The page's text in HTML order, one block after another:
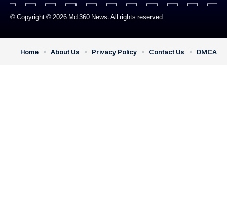
© Copyright © 2026 Md 360 News. All rights reserved
Home About Us Privacy Policy Contact Us DMCA